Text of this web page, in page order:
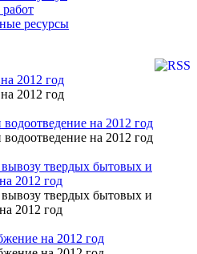
ресурсы
2012 год
2012 год
на 2012 год
на 2012 год
твердых бытовых и
2012 год
твердых бытовых и
2012 год
на 2012 год